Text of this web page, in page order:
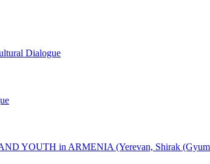
Dialogue
YOUTH in ARMENIA (Yerevan, Shirak